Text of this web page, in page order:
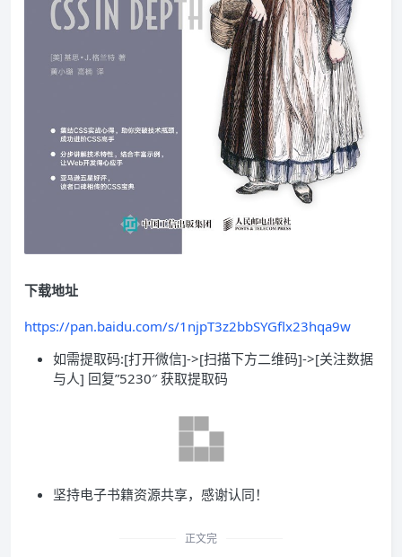
下载地址
https://pan.baidu.com/s/1njpT3z2bbSYGflx23hqa9w
如需提取码:[打开微信]->[扫描下方二维码]->[关注数据
与人] 回复”5230″ 获取提取码
坚持电子书籍资源共享，感谢认同！
正文完